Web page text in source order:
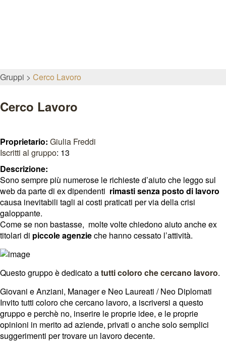
Gruppi Cerco Lavoro
Cerco Lavoro
Proprietario: Giulia Freddi
Iscritti al gruppo: 13
Descrizione:
Sono sempre più numerose le richieste d’aiuto che leggo sul
web da parte di ex dipendenti rimasti senza posto di lavoro
causa inevitabili tagli ai costi praticati per via della crisi
galoppante.
Come se non bastasse, molte volte chiedono aiuto anche ex
titolari di piccole agenzieche hanno cessato l’attività.
Questo gruppo è dedicato atutti coloro che cercano lavoro.
Giovani e Anziani, Manager e Neo Laureati / Neo Diplomati
Invito tutti coloro che cercano lavoro, a iscriversi a questo
gruppo e perchè no, inserire le proprie idee, e le proprie
opinioni in merito ad aziende, privati o anche solo semplici
suggerimenti per trovare un lavoro decente.